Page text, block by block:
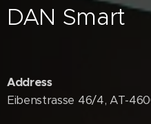
DAN Smart
Address
Eibenstrasse 46/4, AT-